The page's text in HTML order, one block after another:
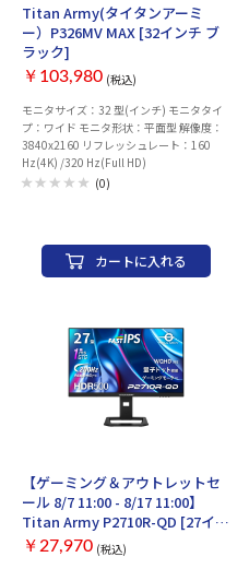
Titan Army(タイタンアーミ
ー）P326MV MAX [32インチ ブ
ラック]
￥103,980 (税込)
モニタサイズ：32 型(インチ) モニタタイ
プ：ワイド モニタ形状：平面型 解像度：
3840x2160 リフレッシュレート：160
Hz(4K) /320 Hz(Full HD)
(0)
カートに入れる
【ゲーミング＆アウトレットセ
ール 8/7 11:00 - 8/17 11:00】
Titan Army P2710R-QD [27イン
チ ブラック]
￥27,970 (税込)